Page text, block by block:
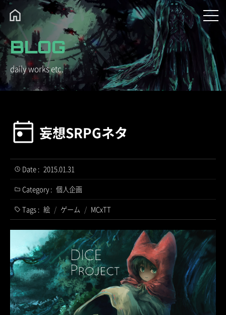
BLOG
daily works etc.
妄想SRPGネタ
Date : 2015.01.31
Category : 個人企画
Tags : 絵 / ゲーム / MCxTT